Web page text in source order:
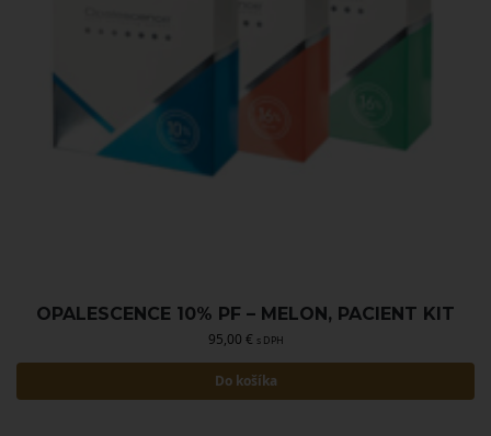
OPALESCENCE 10% PF – MELON, PACIENT KIT
95,00 € s DPH
Do košíka